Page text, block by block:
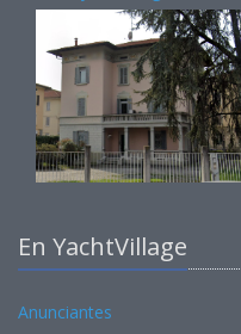
En YachtVillage
Anunciantes